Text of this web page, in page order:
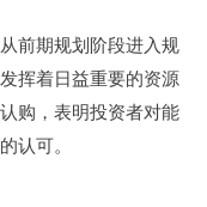
前期规划阶段进入规
挥着日益重要的资源
购，表明投资者对能
认可。